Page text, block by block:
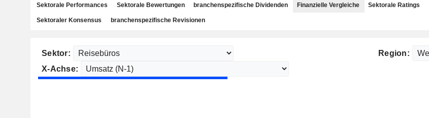
Sektorale Performances Sektorale Bewertungen branchenspezifische Dividenden Finanzielle Vergleiche Sektorale Ratings
Sektoraler Konsensus branchenspezifische Revisionen
Sektor:
Region:
X-Achse: